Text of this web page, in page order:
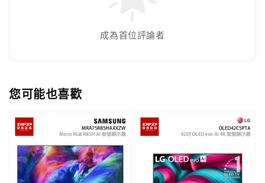
成為首位評論者
您可能也喜歡